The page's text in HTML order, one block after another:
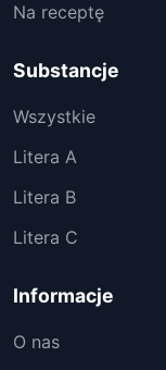
Na receptę
Substancje
Wszystkie
Litera A
Litera B
Litera C
Informacje
O nas